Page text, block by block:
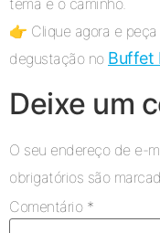
tema é o caminho.
👉 Clique agora e
degustação no Buffet
Deixe um
O seu endereço de e-
obrigatórios são
Comentário *